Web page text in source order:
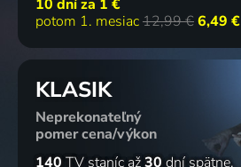
10 dní za 1 €
potom 1. mesiac12,99 €6,49 €
KLASIK
Neprekonateľný
pomer cena/výkon
140 TV staníc až30 dní spätne